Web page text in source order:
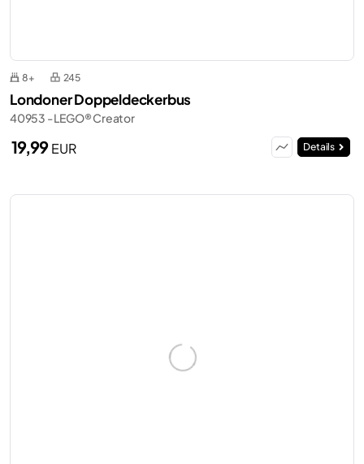
8+ 245
Londoner Doppeldeckerbus
40953 - LEGO® Creator
19,99EUR Details